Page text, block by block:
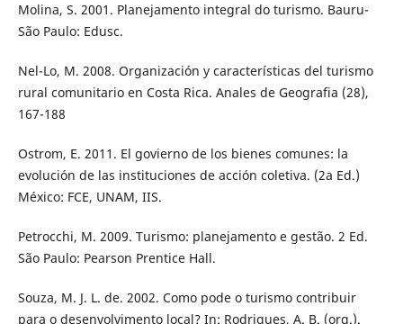
Molina, S. 2001. Planejamento integral do turismo. Bauru-
São Paulo: Edusc.
Nel-Lo, M. 2008. Organización y características del turismo
rural comunitario en Costa Rica. Anales de Geografia (28),
167-188
Ostrom, E. 2011. El govierno de los bienes comunes: la
evolución de las instituciones de acción coletiva. (2a Ed.)
México: FCE, UNAM, IIS.
Petrocchi, M. 2009. Turismo: planejamento e gestão. 2 Ed.
São Paulo: Pearson Prentice Hall.
Souza, M. J. L. de. 2002. Como pode o turismo contribuir
para o desenvolvimento local? In: Rodrigues, A. B. (org.).